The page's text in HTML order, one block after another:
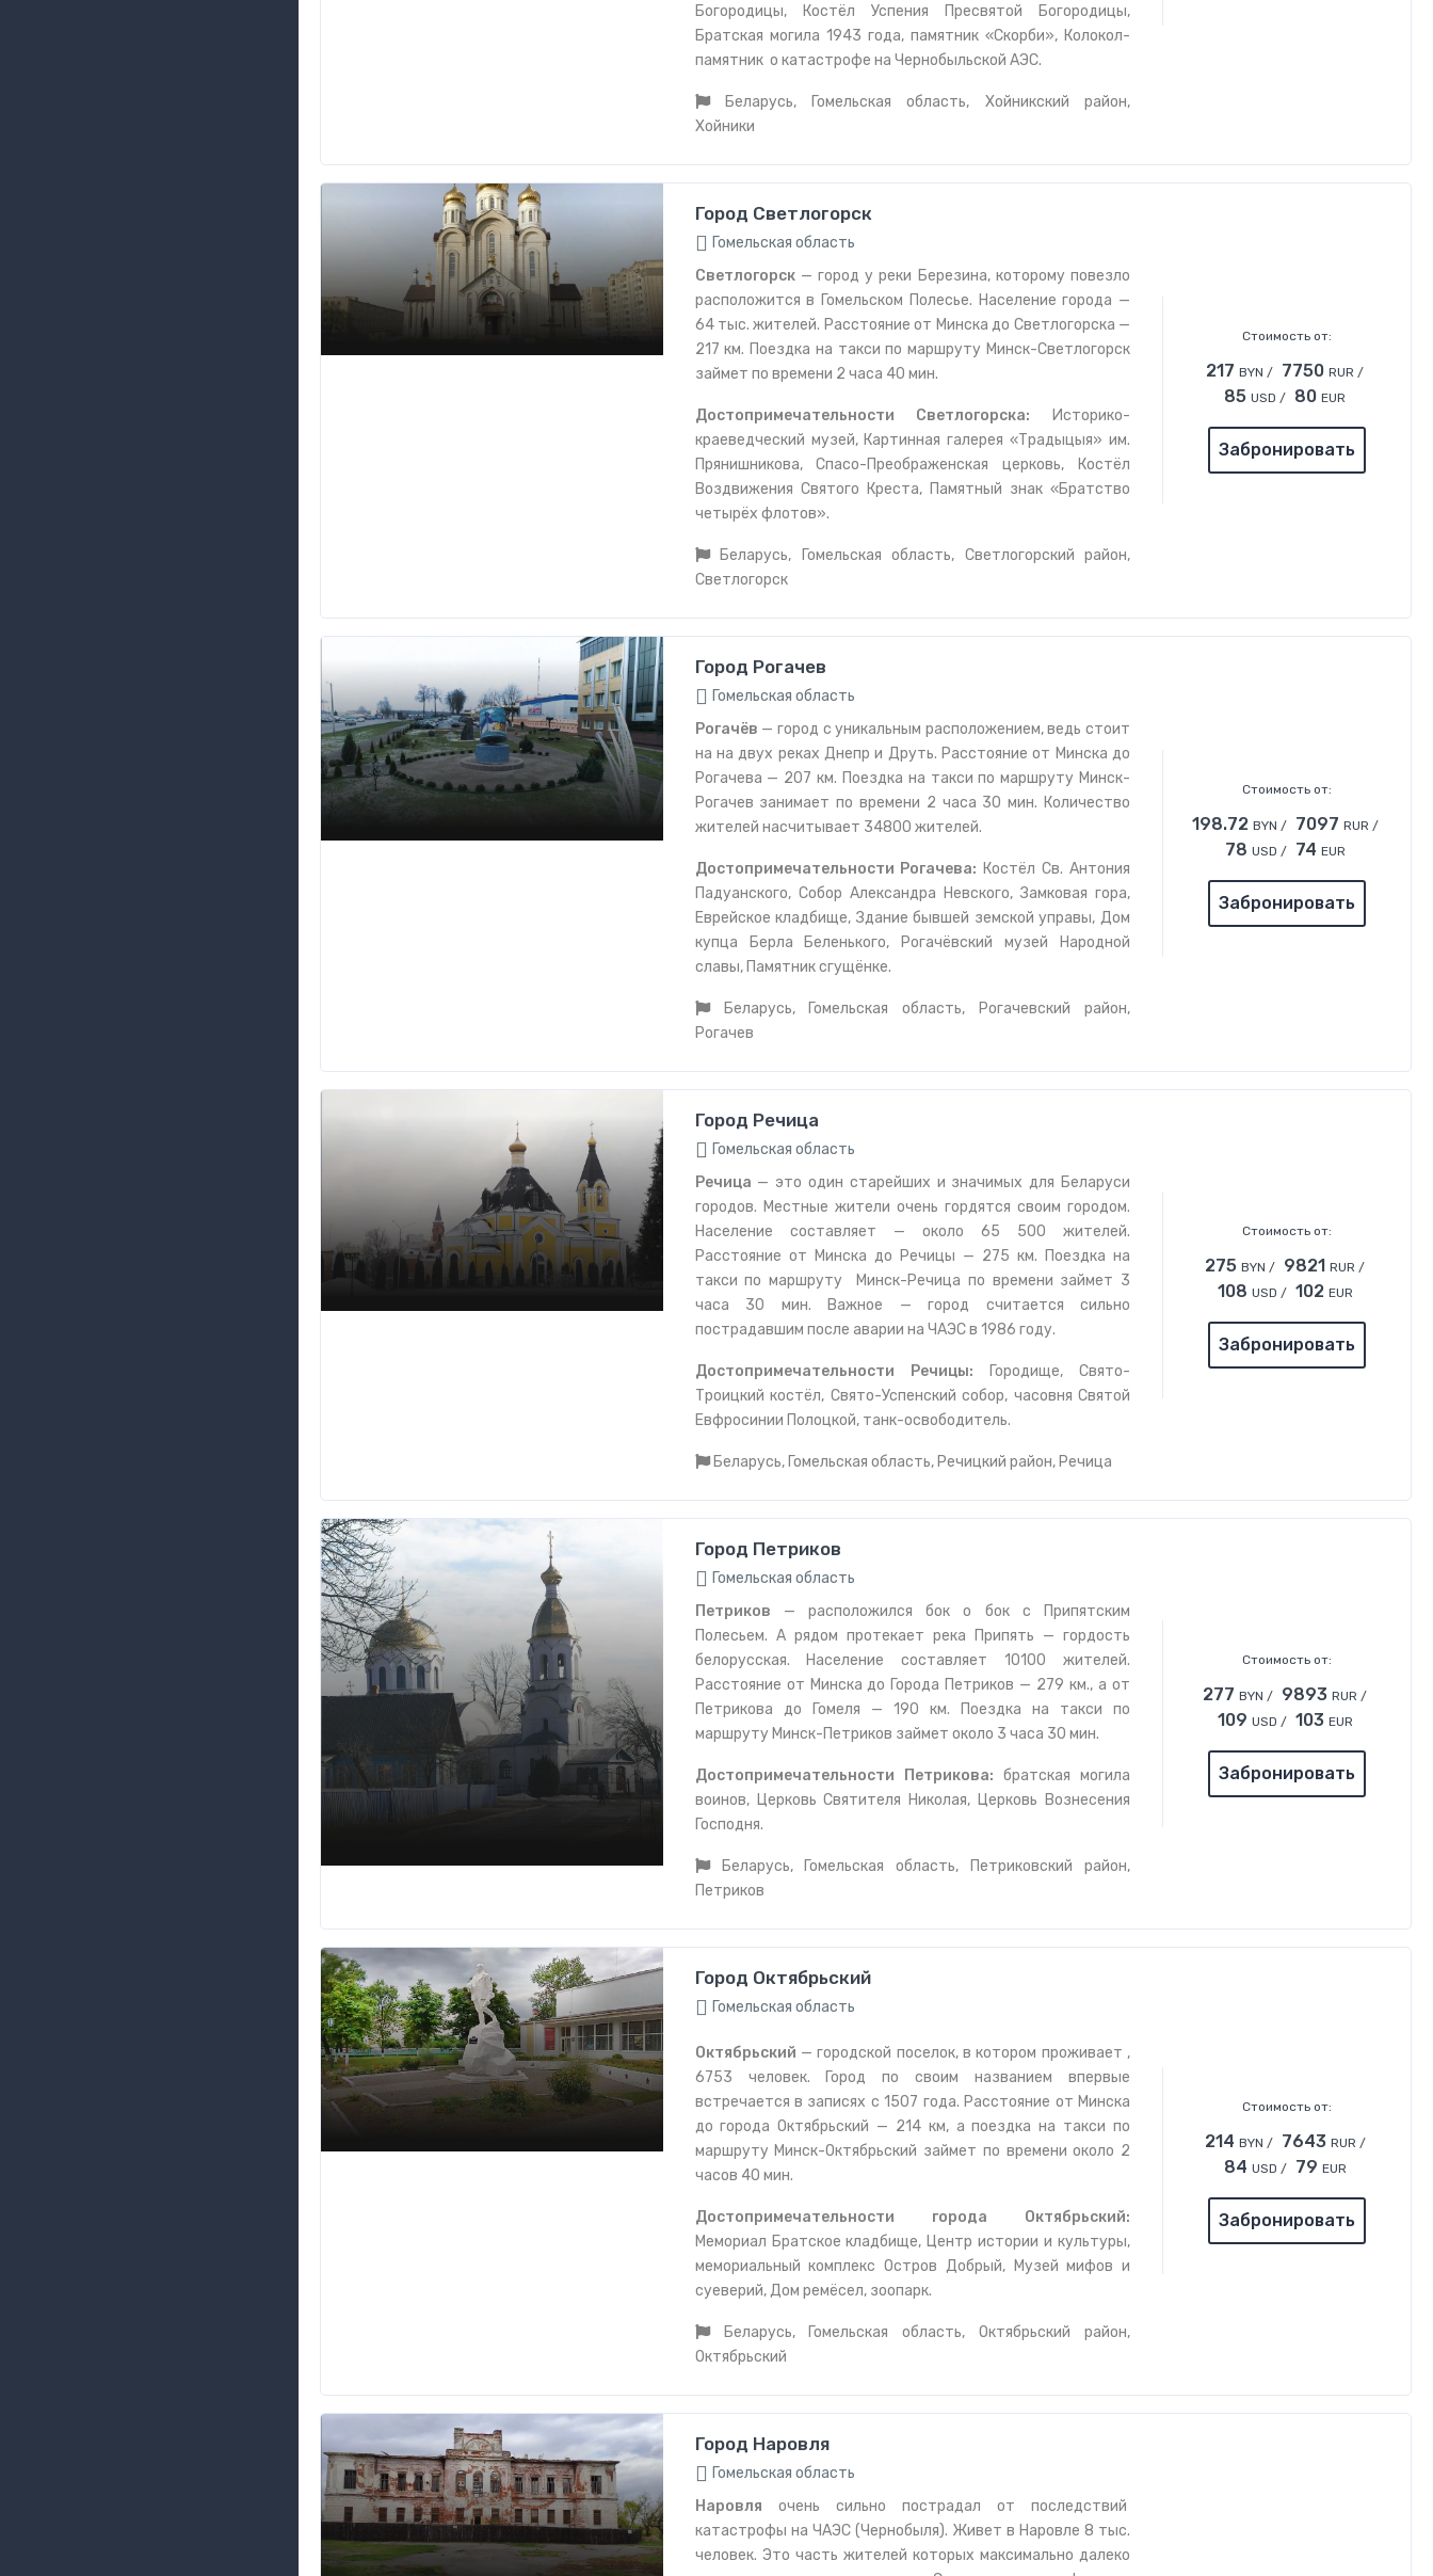
Богородицы, Костёл Успения Пресвятой Богородицы,
Братская могила 1943 года, памятник «Скорби», Колокол-
памятник о катастрофе на Чернобыльской АЭС.
Беларусь, Гомельская область, Хойникский район,
Хойники
Город Светлогорск
Гомельская область
Светлогорск— город у реки Березина, которому повезло
расположится в Гомельском Полесье. Население города —
64 тыс. жителей. Расстояние от Минска до Светлогорска —
217 км. Поездка на такси по маршруту Минск-Светлогорск
займет по времени 2 часа 40 мин.
Достопримечательности Светлогорска:
Историко-
краеведческий музей, Картинная галерея «Традыцыя» им.
Прянишникова, Спасо-Преображенская церковь, Костёл
Воздвижения Святого Креста, Памятный знак «Братство
четырёх флотов».
Беларусь, Гомельская область, Светлогорский район,
Светлогорск
Стоимость от:
217 BYN / 7750 RUR /
85 USD / 80 EUR
Забронировать
Город Рогачев
Гомельская область
Рогачёв — город с уникальным расположением, ведь стоит
на на двух реках Днепр и Друть. Расстояние от Минска до
Рогачева — 207 км. Поездка на такси по маршруту Минск-
Рогачев занимает по времени 2 часа 30 мин. Количество
жителей насчитывает 34800 жителей.
Достопримечательности Рогачева: Костёл Св. Антония
Падуанского, Собор Александра Невского, Замковая гора,
Еврейское кладбище, Здание бывшей земской управы, Дом
купца Берла Беленького, Рогачёвский музей Народной
славы, Памятник сгущёнке.
Беларусь, Гомельская область, Рогачевский район,
Рогачев
Стоимость от:
198.72 BYN / 7097 RUR /
78 USD / 74 EUR
Забронировать
Город Речица
Гомельская область
Речица — это один старейших и значимых для Беларуси
городов. Местные жители очень гордятся своим городом.
Население составляет — около 65 500 жителей.
Расстояние от Минска до Речицы — 275 км. Поездка на
такси по маршруту Минск-Речица по времени займет 3
часа 30 мин. Важное — город считается сильно
пострадавшим после аварии на ЧАЭС в 1986 году.
Достопримечательности Речицы: Городище,Свято-
Троицкий костёл, Свято-Успенский собор, часовня Святой
Евфросинии Полоцкой, танк-освободитель.
Беларусь, Гомельская область, Речицкий район, Речица
Стоимость от:
275 BYN / 9821 RUR /
108 USD / 102 EUR
Забронировать
Город Петриков
Гомельская область
Петриков — расположился бок о бок с Припятским
Полесьем. А рядом протекает река Припять — гордость
белорусская. Население составляет 10100 жителей.
Расстояние от Минска до Города Петриков — 279 км., а от
Петрикова до Гомеля — 190 км. Поездка на такси по
маршруту Минск-Петриков займет около 3 часа 30 мин.
Достопримечательности Петрикова: братская могила
воинов, Церковь Святителя Николая, Церковь Вознесения
Господня.
Беларусь, Гомельская область, Петриковский район,
Петриков
Стоимость от:
277 BYN / 9893 RUR /
109 USD / 103 EUR
Забронировать
Город Октябрьский
Гомельская область
Октябрьский — городской поселок, в котором проживает ,
6753 человек. Город по своим названием впервые
встречается в записях с 1507 года. Расстояние от Минска
до города Октябрьский — 214 км, а поездка на такси по
маршруту Минск-Октябрьский займет по времени около 2
часов 40 мин.
Достопримечательности города Октябрьский:
Мемориал Братское кладбище, Центр истории и культуры,
мемориальный комплекс Остров Добрый, Музей мифов и
суеверий, Дом ремёсел, зоопарк.
Беларусь, Гомельская область, Октябрьский район,
Октябрьский
Стоимость от:
214 BYN / 7643 RUR /
84 USD / 79 EUR
Забронировать
Город Наровля
Гомельская область
Наровля очень сильно пострадал от последствий
катастрофы на ЧАЭС (Чернобыля). Живет в Наровле 8 тыс.
человек. Это часть жителей которых максимально далеко